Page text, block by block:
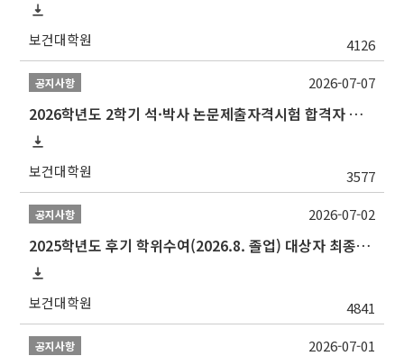
보건대학원 4126
공지사항
2026학년도 2학기 석·박사 논문제출자격시험 합격자 공고(TSQ Exam Result)
보건대학원 3577
2026-07-07
공지사항
2025학년도 후기 학위수여(2026.8. 졸업) 대상자 최종인준 논문 제출 안내
보건대학원 4841
2026-07-02
공지사항 2026-07-01